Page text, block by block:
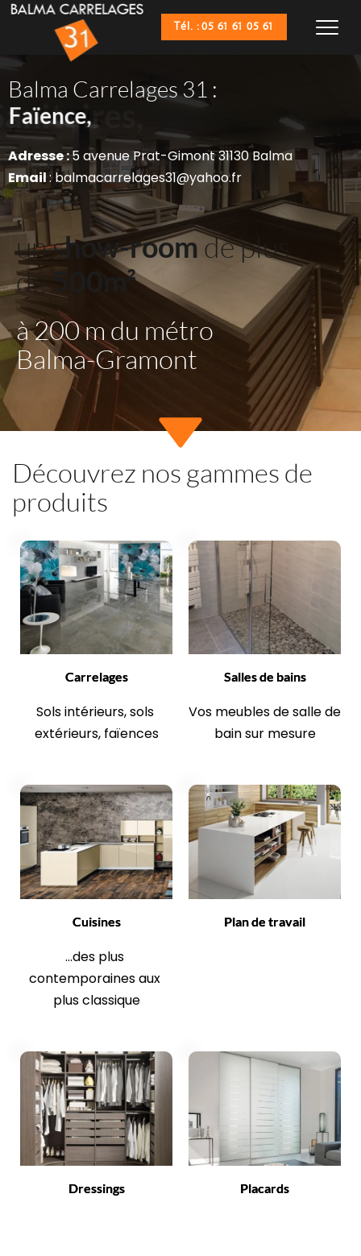
Tél. : 05 61 61 05 61
Balma Carrelages 31 :
Faïence,
Sanitaires,
Adresse : 5 avenue Prat-Gimont 31130 Balma
Email : balmacarrelages31@yahoo.fr
un show-room de plus
de 500m²
à 200 m du métro
Balma-Gramont
Découvrez nos gammes de
produits
Carrelages
Sols intérieurs, sols
extérieurs, faïences
Salles de bains
Vos meubles de salle de
bain sur mesure
Cuisines
...des plus
contemporaines aux
plus classique
Plan de travail
Dressings Placards